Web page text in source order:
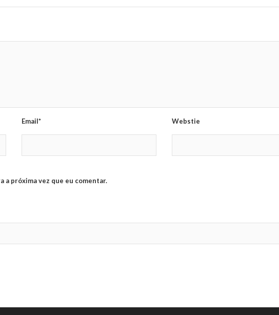
Email* Webstie
a próxima vez que eu comentar.